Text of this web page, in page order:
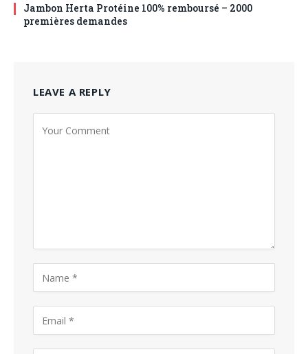
Jambon Herta Protéine 100% remboursé – 2000
premières demandes
LEAVE A REPLY